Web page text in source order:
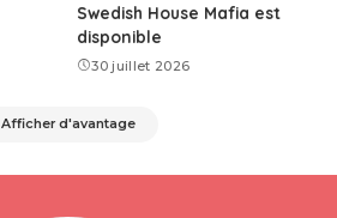
Swedish House Mafia est
disponible
30 juillet 2026
Afficher d'avantage